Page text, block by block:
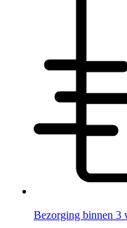
Bezorging binnen 3